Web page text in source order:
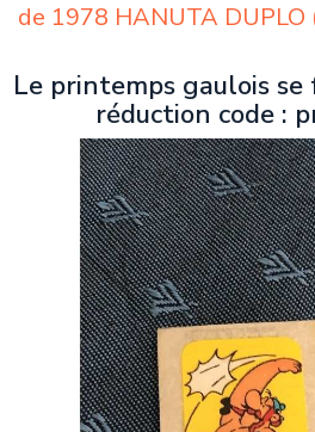
de 1978 HANUTA DUPLO
Le printemps gaulois se
réduction code :